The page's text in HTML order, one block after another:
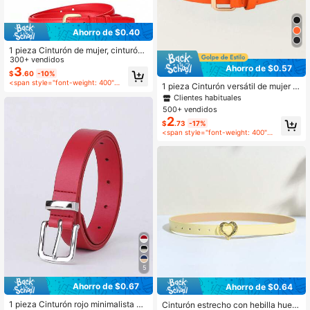
Ahorro de $0.40
1 pieza Cinturón de mujer, cinturón
de cuero minimalista y dulce de mo
da, adecuado para vestidos, vaquer
os, decoración casual de la cintura
300+ vendidos
$3.60 -10%
<span style="font-weight: 400">después del cupón</span>
5
Ahorro de $0.67
1 pieza Cinturón rojo minimalista y
Ahorro de $0.57
1 pieza Cinturón versátil de mujer c
on hebilla cuadrada simple, adecua
do para vestidos, uso diario en otoñ
o
Clientes habituales
500+ vendidos
$2.73 -17%
<span style="font-weight: 400">después del cupón</span>
Ahorro de $0.64
Cinturón estrecho con hebilla huec